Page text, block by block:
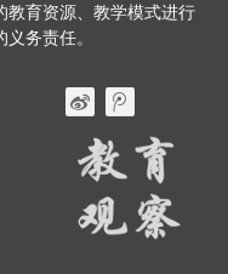
教育资源、教学模式进行
务责任。